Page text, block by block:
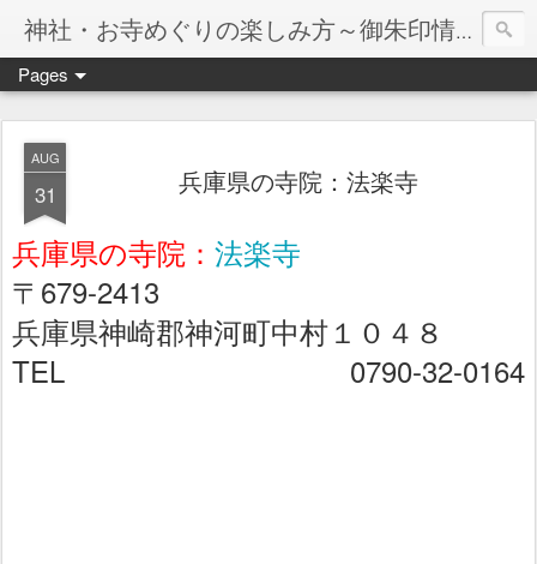
神社・お寺めぐりの楽しみ方～御朱印情報マップ～
Pages
AUG
31 兵庫県の寺院：法楽寺
兵庫県の寺院： 法楽寺
〒679-2413
兵庫県神崎郡神河町中村１０４８
TEL 0790-32-0164